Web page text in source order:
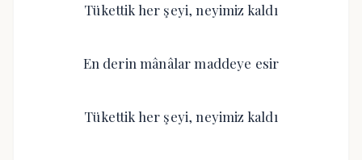
Tükettik her şeyi, neyimiz kaldı
En derin mânâlar maddeye esir
Tükettik her şeyi, neyimiz kaldı